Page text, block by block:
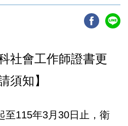
社會工作師證書更
須知】
至115年3月30日止，衛